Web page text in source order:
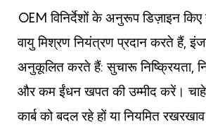
OEM विनिर्देशों के अनुरूप डिज़ाइन
वायु मिश्रण नियंत्रण प्रदान करते हैं,
अनुकूलित करते हैं: सुचारू निष्क्रियता,
और कम ईंधन खपत की उम्मीद करें।
कार्ब को बदल रहे हों या नियमित